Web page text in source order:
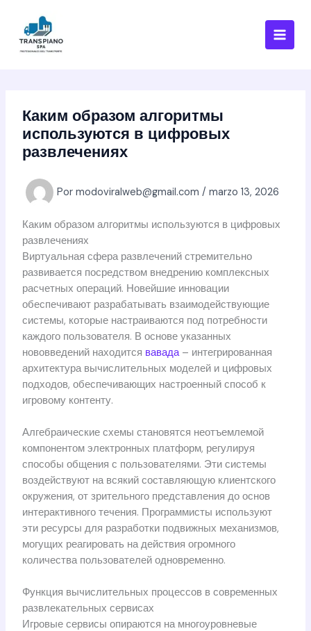
contenido
Каким образом алгоритмы
используются в цифровых
развлечениях
Por modoviralweb@gmail.com / marzo 13, 2026
Каким образом алгоритмы используются в цифровых
развлечениях
Виртуальная сфера развлечений стремительно
развивается посредством внедрению комплексных
расчетных операций. Новейшие инновации
обеспечивают разрабатывать взаимодействующие
системы, которые настраиваются под потребности
каждого пользователя. В основе указанных
нововведений находится вавада– интегрированная
архитектура вычислительных моделей и цифровых
подходов, обеспечивающих настроенный способ к
игровому контенту.
Алгебраические схемы становятся неотъемлемой
компонентом электронных платформ, регулируя
способы общения с пользователями. Эти системы
воздействуют на всякий составляющую клиентского
окружения, от зрительного представления до основ
интерактивного течения. Программисты используют
эти ресурсы для разработки подвижных механизмов,
могущих реагировать на действия огромного
количества пользователей одновременно.
Функция вычислительных процессов в современных
развлекательных сервисах
Игровые сервисы опираются на многоуровневые